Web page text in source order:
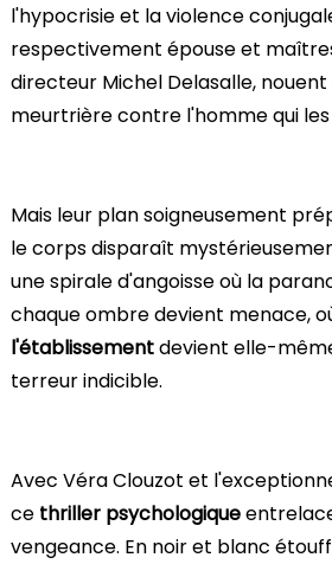
l'hypocrisie et la violence
respectivement épouse et
directeur Michel Delasalle,
meurtrière contre l'homme qui
Mais leur plan soigneusement
le corps disparaît
une spirale d'angoisse où la
chaque ombre devient menace,
l'établissementdevient elle-
terreur indicible.
Avec Véra Clouzot et
ce thriller psychologique
vengeance. En noir et blanc